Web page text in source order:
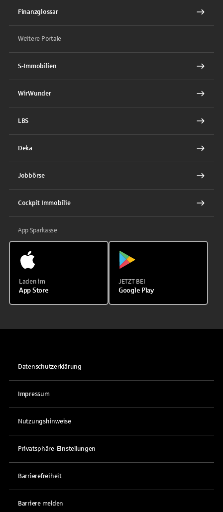
Finanzglossar
Weitere Portale
S-Immobilien
WirWunder
LBS
Deka
Jobbörse
Cockpit Immobilie
App Sparkasse
Laden im
App Store
JETZT BEI
Google Play
Datenschutzerklärung
Impressum
Nutzungshinweise
Privatsphäre-Einstellungen
Barrierefreiheit
Barriere melden